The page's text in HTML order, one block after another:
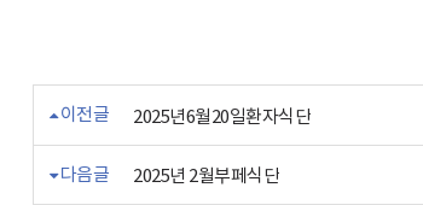
이전글 2025년6월20일환자식단
다음글 2025년 2월부페식단